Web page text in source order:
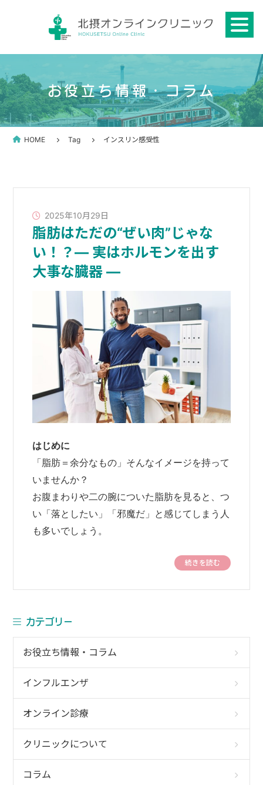
お役立ち情報・コラム
HOME Tag インスリン感受性
2025年10月29日
脂肪はただの“ぜい肉”じゃな
い！？― 実はホルモンを出す
大事な臓器 ―
はじめに
「脂肪＝余分なもの」そんなイメージを持って
いませんか？
お腹まわりや二の腕についた脂肪を見ると、つ
い「落としたい」「邪魔だ」と感じてしまう人
も多いでしょう。
続きを読む
カテゴリー
お役立ち情報・コラム
インフルエンザ
オンライン診療
クリニックについて
コラム